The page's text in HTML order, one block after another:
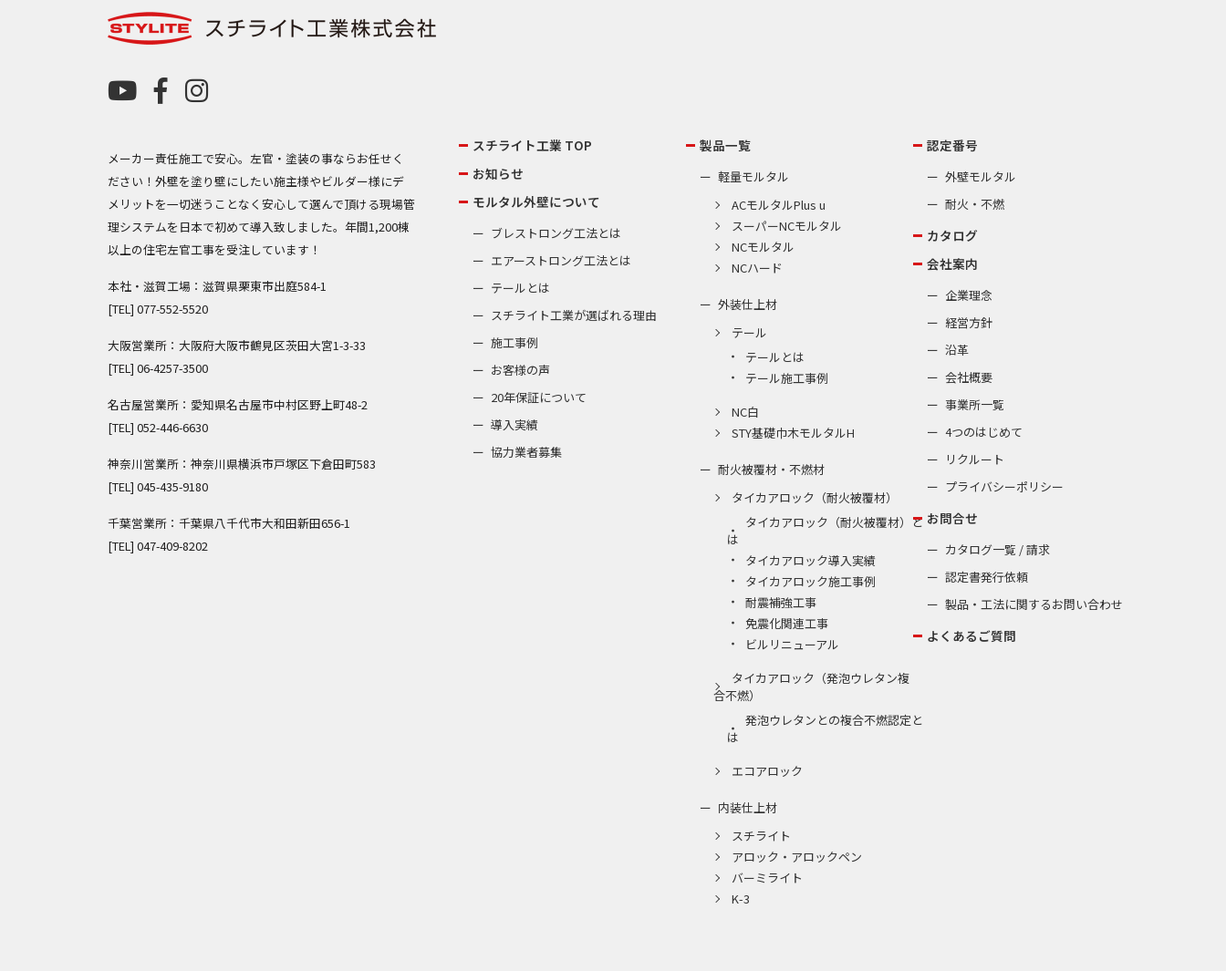
メーカー責任施工で安心。左官・塗装の事ならお任せく
ださい！外壁を塗り壁にしたい施主様やビルダー様にデ
メリットを一切迷うことなく安心して選んで頂ける現場管
理システムを日本で初めて導入致しました。年間1,200棟
以上の住宅左官工事を受注しています！
本社・滋賀工場：滋賀県栗東市出庭584-1
[TEL] 077-552-5520
大阪営業所：大阪府大阪市鶴見区茨田大宮1-3-33
[TEL] 06-4257-3500
名古屋営業所：愛知県名古屋市中村区野上町48-2
[TEL] 052-446-6630
神奈川営業所：神奈川県横浜市戸塚区下倉田町583
[TEL] 045-435-9180
千葉営業所：千葉県八千代市大和田新田656-1
[TEL] 047-409-8202
スチライト工業 TOP
お知らせ
モルタル外壁について
ブレストロング工法とは
エアーストロング工法とは
テールとは
スチライト工業が選ばれる理由
施工事例
お客様の声
20年保証について
導入実績
協力業者募集
製品一覧
軽量モルタル
ACモルタルPlus u
スーパーNCモルタル
NCモルタル
NCハード
外装仕上材
テール
テールとは
テール施工事例
NC白
STY基礎巾木モルタルH
耐火被覆材・不燃材
タイカアロック（耐火被覆材）
タイカアロック（耐火被覆材）と
は
タイカアロック導入実績
タイカアロック施工事例
耐震補強工事
免震化関連工事
ビルリニューアル
タイカアロック（発泡ウレタン複
合不燃）
発泡ウレタンとの複合不燃認定と
は
エコアロック
内装仕上材
スチライト
アロック・アロックペン
バーミライト
K-3
認定番号
外壁モルタル
耐火・不燃
カタログ
会社案内
企業理念
経営方針
沿革
会社概要
事業所一覧
4つのはじめて
リクルート
プライバシーポリシー
お問合せ
カタログ一覧 / 請求
認定書発行依頼
製品・工法に関するお問い合わせ
よくあるご質問